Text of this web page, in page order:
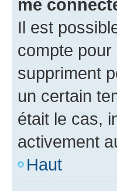
me
Il est
compte
suppriment
un certain
était le cas,
activement
Haut